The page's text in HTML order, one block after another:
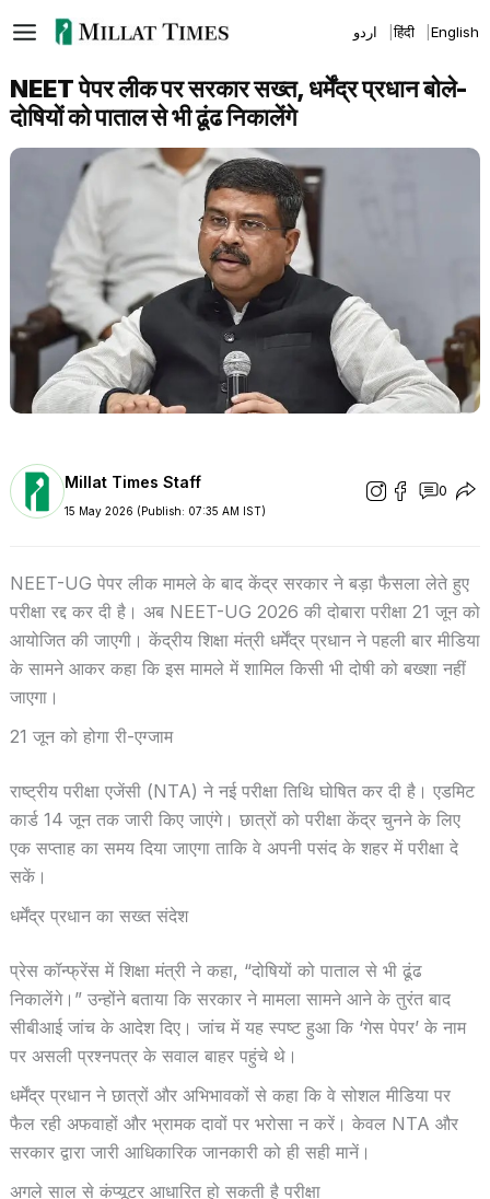
to
اردو हिंदी English
NEET पेपर लीक पर सरकार सख्त, धर्मेंद्र प्रधान बोले-
दोषियों को पाताल से भी ढूंढ निकालेंगे
Millat Times Staff
15 May 2026 (Publish: 07:35 AM IST)
0
NEET-UG पेपर लीक मामले के बाद केंद्र सरकार ने बड़ा फैसला लेते हुए
परीक्षा रद्द कर दी है। अब NEET-UG 2026 की दोबारा परीक्षा 21 जून को
आयोजित की जाएगी। केंद्रीय शिक्षा मंत्री धर्मेंद्र प्रधान ने पहली बार मीडिया
के सामने आकर कहा कि इस मामले में शामिल किसी भी दोषी को बख्शा नहीं
जाएगा।
21 जून को होगा री-एग्जाम
राष्ट्रीय परीक्षा एजेंसी (NTA) ने नई परीक्षा तिथि घोषित कर दी है। एडमिट
कार्ड 14 जून तक जारी किए जाएंगे। छात्रों को परीक्षा केंद्र चुनने के लिए
एक सप्ताह का समय दिया जाएगा ताकि वे अपनी पसंद के शहर में परीक्षा दे
सकें।
धर्मेंद्र प्रधान का सख्त संदेश
प्रेस कॉन्फ्रेंस में शिक्षा मंत्री ने कहा, “दोषियों को पाताल से भी ढूंढ
निकालेंगे।” उन्होंने बताया कि सरकार ने मामला सामने आने के तुरंत बाद
सीबीआई जांच के आदेश दिए। जांच में यह स्पष्ट हुआ कि ‘गेस पेपर’ के नाम
पर असली प्रश्नपत्र के सवाल बाहर पहुंचे थे।
धर्मेंद्र प्रधान ने छात्रों और अभिभावकों से कहा कि वे सोशल मीडिया पर
फैल रही अफवाहों और भ्रामक दावों पर भरोसा न करें। केवल NTA और
सरकार द्वारा जारी आधिकारिक जानकारी को ही सही मानें।
अगले साल से कंप्यूटर आधारित हो सकती है परीक्षा